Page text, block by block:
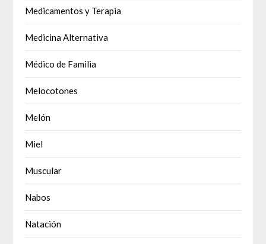
Medicamentos y Terapia
Medicina Alternativa
Médico de Familia
Melocotones
Melón
Miel
Muscular
Nabos
Natación